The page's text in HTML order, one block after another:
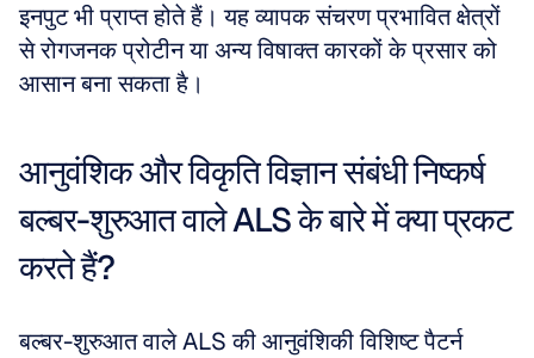
इनपुट भी प्राप्त होते हैं। यह व्यापक संचरण प्रभावित क्षेत्रों
से रोगजनक प्रोटीन या अन्य विषाक्त कारकों के प्रसार को
आसान बना सकता है।
आनुवंशिक और विकृति विज्ञान संबंधी निष्कर्ष
बल्बर-शुरुआत वाले ALS के बारे में क्या प्रकट
करते हैं?
बल्बर-शुरुआत वाले ALS की आनुवंशिकी विशिष्ट पैटर्न